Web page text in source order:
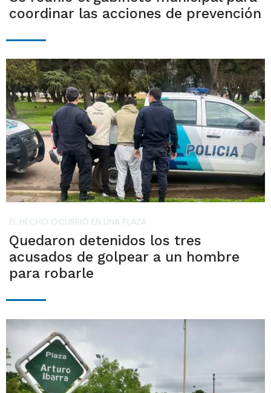
coordinar las acciones de prevención
EL HECHO OCURRIÓ EN UNA PLAZA
Quedaron detenidos los tres
acusados de golpear a un hombre
para robarle